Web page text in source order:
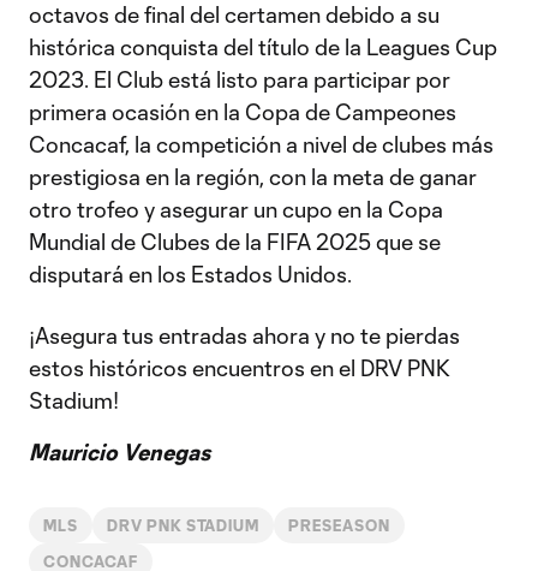
octavos de final del certamen debido a su
histórica conquista del título de la Leagues Cup
2023. El Club está listo para participar por
primera ocasión en la Copa de Campeones
Concacaf, la competición a nivel de clubes más
prestigiosa en la región, con la meta de ganar
otro trofeo y asegurar un cupo en la Copa
Mundial de Clubes de la FIFA 2025 que se
disputará en los Estados Unidos.
¡Asegura tus entradas ahora y no te pierdas
estos históricos encuentros en el DRV PNK
Stadium!
Mauricio Venegas
MLS DRV PNK STADIUM PRESEASON
CONCACAF